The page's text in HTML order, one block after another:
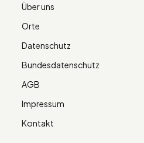
Über uns
Orte
Datenschutz
Bundesdatenschutz
AGB
Impressum
Kontakt